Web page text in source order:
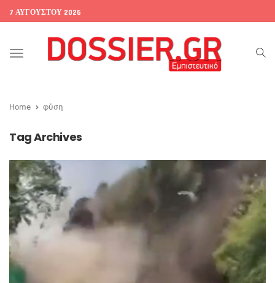
7 ΑΥΓΟΎΣΤΟΥ 2026
Toggle
Home φύση
Tag Archives